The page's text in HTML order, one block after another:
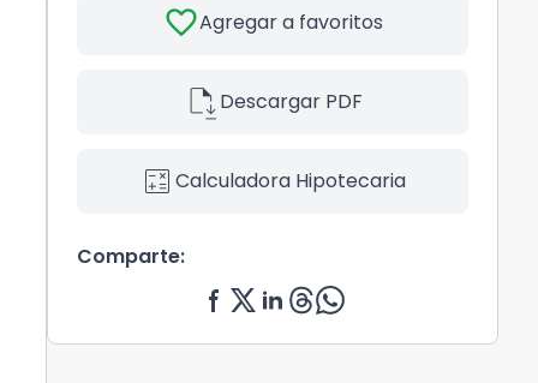
favoriteAgregar a favoritos
file_saveDescargar PDF
calculate Calculadora Hipotecaria
Comparte: